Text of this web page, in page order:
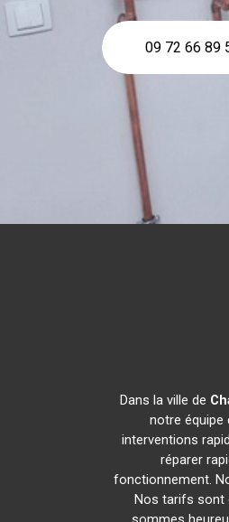
09 72 66 89
Dans la ville de
notre équipe
interventions
réparer
fonctionnement.
Nos tarifs sont